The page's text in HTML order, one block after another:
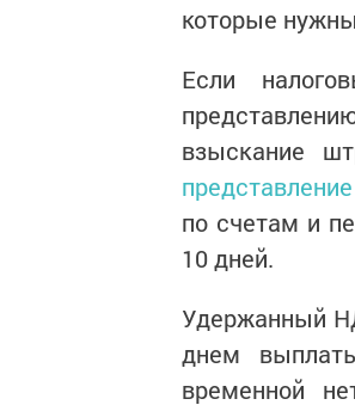
которые
Если
взыскание
представление
по счетам и
10 дней.
Удержанный
днем
временной